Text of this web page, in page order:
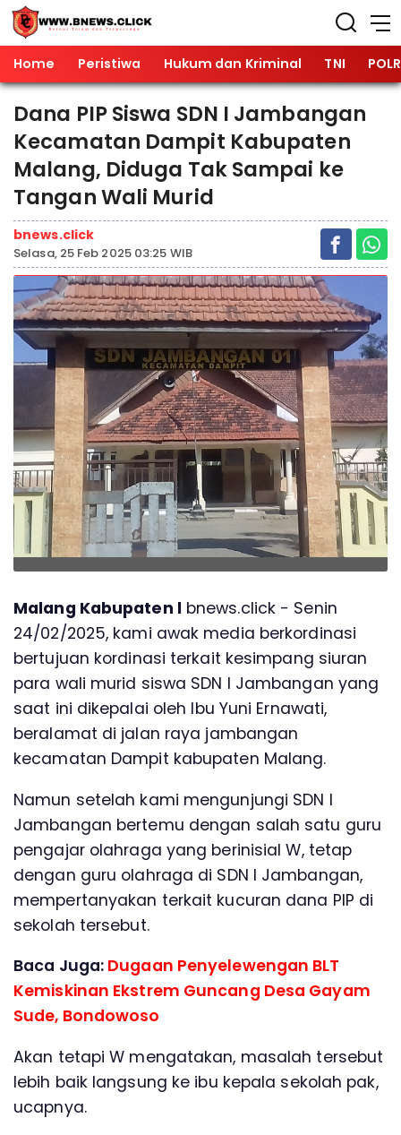
Home Peristiwa Hukum dan Kriminal TNI
Dana PIP Siswa SDN I Jambangan
Kecamatan Dampit Kabupaten
Malang, Diduga Tak Sampai ke
Tangan Wali Murid
bnews.click
Selasa, 25 Feb 2025 03:25 WIB
Malang Kabupaten l bnews.click - Senin
24/02/2025, kami awak media berkordinasi
bertujuan kordinasi terkait kesimpang siuran
para wali murid siswa SDN I Jambangan yang
saat ini dikepalai oleh Ibu Yuni Ernawati,
beralamat di jalan raya jambangan
kecamatan Dampit kabupaten Malang.
Namun setelah kami mengunjungi SDN I
Jambangan bertemu dengan salah satu guru
pengajar olahraga yang berinisial W, tetap
dengan guru olahraga di SDN I Jambangan,
mempertanyakan terkait kucuran dana PIP di
sekolah tersebut.
Baca Juga: Dugaan Penyelewengan BLT
Kemiskinan Ekstrem Guncang Desa Gayam
Sude, Bondowoso
Akan tetapi W mengatakan, masalah tersebut
lebih baik langsung ke ibu kepala sekolah pak,
ucapnya.